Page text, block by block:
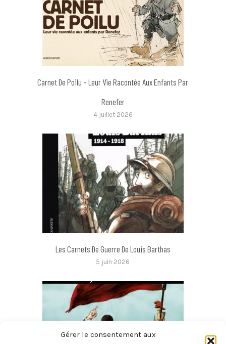
Gérer le consentement aux
Carnet De Poilu – Leur Vie Racontée Aux Enfants Par
Renefer
4 juillet 2026
Les Carnets De Guerre De Louis Barthas
5 juin 2026